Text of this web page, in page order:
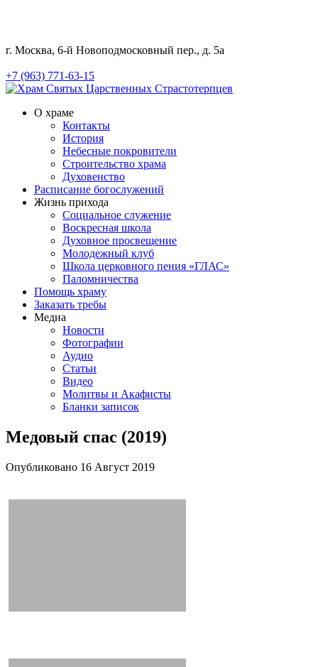
г. Москва, 6-й Новоподмосковный пер., д. 5а
+7 (963) 771-63-15
О храме
Контакты
История
Небесные покровители
Строительство храма
Духовенство
Расписание богослужений
Жизнь прихода
Социальное служение
Воскресная школа
Духовное просвещение
Молодежный клуб
Школа церковного пения «ГЛАС»
Паломничества
Помощь храму
Заказать требы
Медиа
Новости
Фотографии
Аудио
Статьи
Видео
Молитвы и Акафисты
Бланки записок
Медовый спас (2019)
Опубликовано 16 Август 2019